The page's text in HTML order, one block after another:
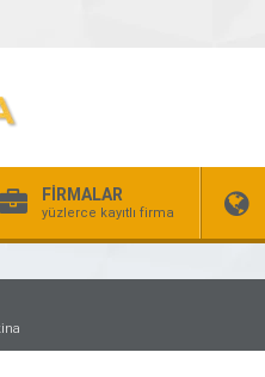
FİRMALAR
yüzlerce kayıtlı firma